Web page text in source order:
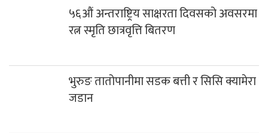
५६औं अन्तराष्ट्रिय साक्षरता दिवसको अवसरमा
रत्न स्मृति छात्रवृत्ति बितरण
भुरुङ तातोपानीमा सडक बत्ती र सिसि क्यामेरा
जडान